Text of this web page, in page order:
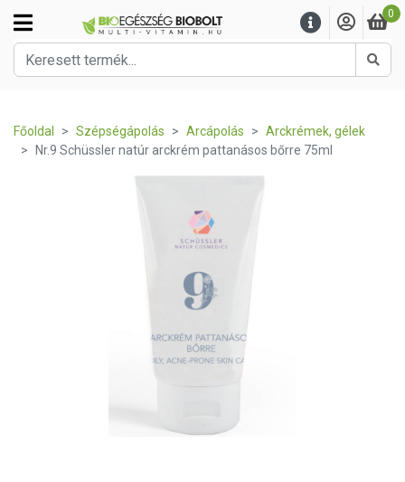
0
Főoldal Szépségápolás Arcápolás
Arckrémek, gélek
Nr.9 Schüssler natúr arckrém pattanásos bőrre 75ml